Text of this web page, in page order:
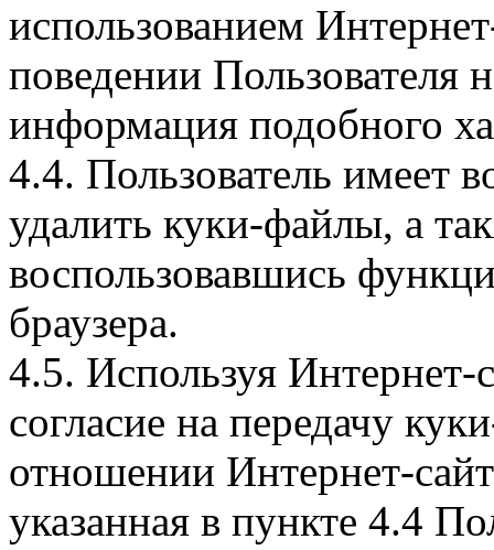
использованием
поведении Пользователя
информация подобного
4.4. Пользователь имеет
удалить куки-файлы, а
воспользовавшись
браузера.
4.5. Используя Интернет-
согласие на передачу
отношении Интернет-
указанная в пункте 4.4